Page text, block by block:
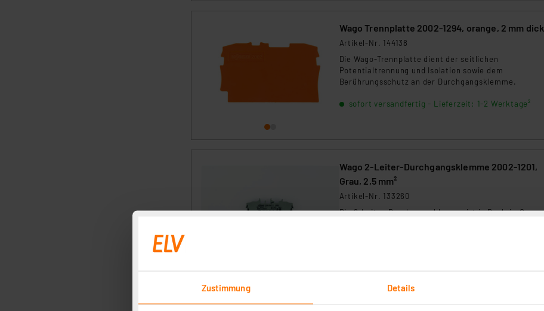
Zustimmung Details
Wago Trennplatte 2002-1294, orange, 2 mm dick
Artikel-Nr. 144138
Die Wago-Trennplatte dient der seitlichen
Potentialtrennung und Isolation sowie dem
Berührungsschutz an der Durchgangsklemme.
sofort versandfertig - Lieferzeit: 1-2 Werktage²
Wago 2-Leiter-Durchgangsklemme 2002-1201,
Grau, 2,5 mm²
Artikel-Nr. 133260
Die 2-Leiter-Durchgangsklemme ist in Push-in-Cage-